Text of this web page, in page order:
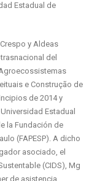
Estadual de
y Aldeas
del
e Construção de
de 2014 y
Estadual
la Fundación de
(FAPESP). A dicho
asociado, el
(CIDS), Mg
de asistencia